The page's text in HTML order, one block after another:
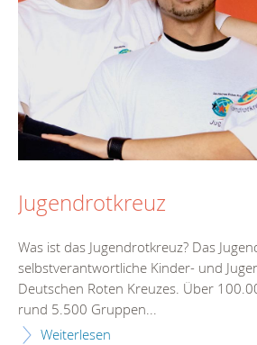
Jugendrotkreuz
Was ist das Jugendrotkreuz? Das
selbstverantwortliche Kinder- und
Deutschen Roten Kreuzes. Über
rund 5.500 Gruppen...
Weiterlesen